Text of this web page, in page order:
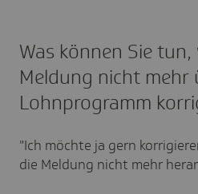
Was können Sie tun,
Meldung nicht mehr
Lohnprogramm
"Ich möchte ja gern
die Meldung nicht mehr